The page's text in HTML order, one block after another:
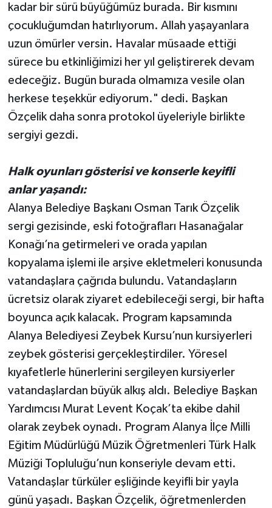
kadar bir sürü büyüğümüz burada. Bir kısmını
çocukluğumdan hatırlıyorum. Allah yaşayanlara
uzun ömürler versin. Havalar müsaade ettiği
sürece bu etkinliğimizi her yıl geliştirerek devam
edeceğiz. Bugün burada olmamıza vesile olan
herkese teşekkür ediyorum." dedi. Başkan
Özçelik daha sonra protokol üyeleriyle birlikte
sergiyi gezdi.
Halk oyunları gösterisi ve konserle keyifli
anlar yaşandı:
Alanya Belediye Başkanı Osman Tarık Özçelik
sergi gezisinde, eski fotoğrafları Hasanağalar
Konağı’na getirmeleri ve orada yapılan
kopyalama işlemi ile arşive ekletmeleri konusunda
vatandaşlara çağrıda bulundu. Vatandaşların
ücretsiz olarak ziyaret edebileceği sergi, bir hafta
boyunca açık kalacak. Program kapsamında
Alanya Belediyesi Zeybek Kursu’nun kursiyerleri
zeybek gösterisi gerçekleştirdiler. Yöresel
kıyafetlerle hünerlerini sergileyen kursiyerler
vatandaşlardan büyük alkış aldı. Belediye Başkan
Yardımcısı Murat Levent Koçak’ta ekibe dahil
olarak zeybek oynadı. Program Alanya İlçe Milli
Eğitim Müdürlüğü Müzik Öğretmenleri Türk Halk
Müziği Topluluğu’nun konseriyle devam etti.
Vatandaşlar türküler eşliğinde keyifli bir yayla
günü yaşadı. Başkan Özçelik, öğretmenlerden